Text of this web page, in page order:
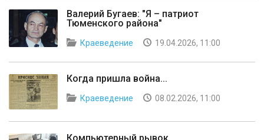
Валерий Бугаев: "Я – патриот
Тюменского района"
Краеведение 19.04.2026, 11:00
Когда пришла война...
Краеведение 08.02.2026, 11:00